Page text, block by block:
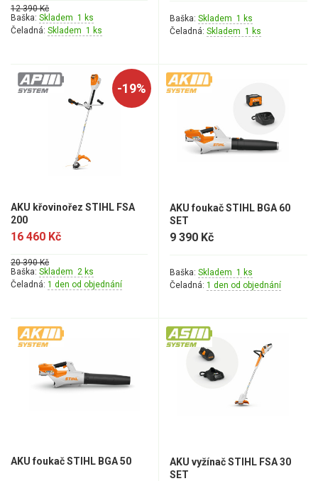
12 390 Kč
Baška: Skladem 1 ks
Čeladná: Skladem 1 ks
Baška: Skladem 1 ks
Čeladná: Skladem 1 ks
-19%
AKU křovinořez STIHL FSA
200
16 460 Kč
20 390 Kč
Baška: Skladem 2 ks
Čeladná: 1 den od objednání
AKU foukač STIHL BGA 60
SET
9 390 Kč
Baška: Skladem 1 ks
Čeladná: 1 den od objednání
AKU foukač STIHL BGA 50
AKU vyžínač STIHL FSA 30
SET